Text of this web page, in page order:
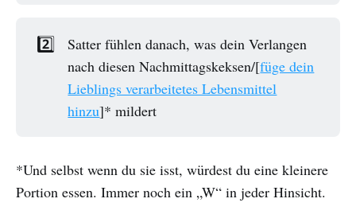
2️⃣
Satter fühlen danach, was dein Verlangen
nach diesen Nachmittagskeksen/[füge dein
Lieblings verarbeitetes Lebensmittel
hinzu]* mildert
*Und selbst wenn du sie isst, würdest du eine kleinere
Portion essen. Immer noch ein „W“ in jeder Hinsicht.